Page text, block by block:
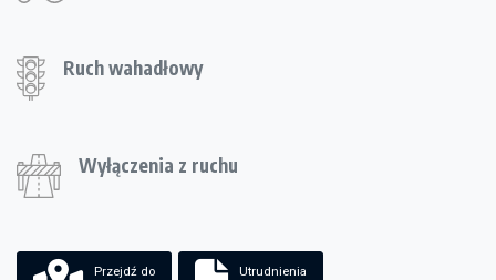
Ruch wahadłowy
Wyłączenia z ruchu
Przejdź do Utrudnienia